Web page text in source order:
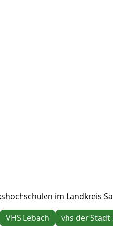
im Landkreis
VHS Lebach
vhs der Stadt